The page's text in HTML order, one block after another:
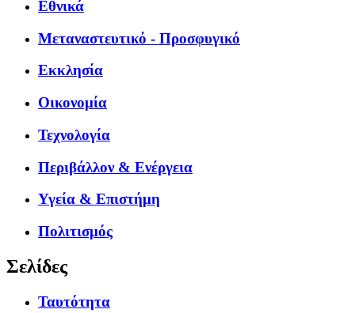
Εθνικά
Μεταναστευτικό - Προσφυγικό
Εκκλησία
Οικονομία
Τεχνολογία
Περιβάλλον & Ενέργεια
Υγεία & Επιστήμη
Πολιτισμός
Σελίδες
Ταυτότητα